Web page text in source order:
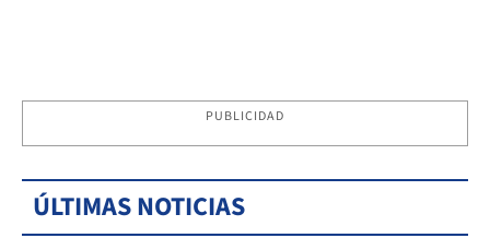
PUBLICIDAD
ÚLTIMAS NOTICIAS